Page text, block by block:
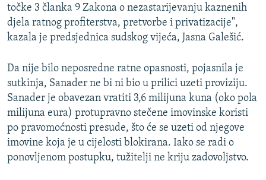
točke 3 članka 9 Zakona o nezastarijevanju kaznenih
djela ratnog profiterstva, pretvorbe i privatizacije",
kazala je predsjednica sudskog vijeća, Jasna Galešić.
Da nije bilo neposredne ratne opasnosti, pojasnila je
sutkinja, Sanader ne bi ni bio u prilici uzeti proviziju.
Sanader je obavezan vratiti 3,6 milijuna kuna (oko pola
milijuna eura) protupravno stečene imovinske koristi
po pravomoćnosti presude, što će se uzeti od njegove
imovine koja je u cijelosti blokirana. Iako se radi o
ponovljenom postupku, tužitelji ne kriju zadovoljstvo.